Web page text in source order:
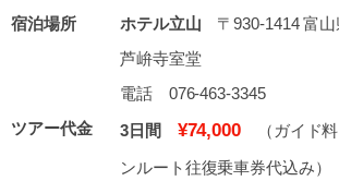
宿泊場所
ホテル立山 〒930-1414 富
芦峅寺室堂
電話 076-463-3345
ツアー代金
3日間 ¥74,000
（ガイド
ンルート往復乗車券代込み）